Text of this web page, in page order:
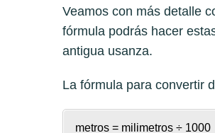
Veamos con más detalle
fórmula podrás hacer
antigua usanza.
La fórmula para convertir
metros = milimetros ÷ 1000